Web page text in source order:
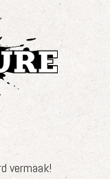
vermaak!